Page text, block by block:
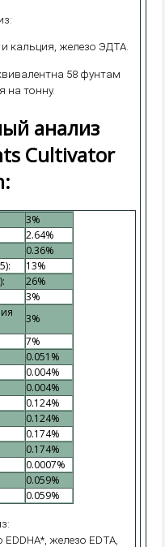
кальция, железо ЭДТА.
58 фунтам
на тонну.
анализ
Cultivator
3%
2.64%
0.36%
13%
26%
3%
3%
7%
0.051%
0.004%
0.004%
0.124%
0.124%
0.174%
0.174%
0.0007%
0.059%
0.059%
железо EDTA,